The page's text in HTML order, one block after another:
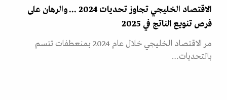
الاقتصاد الخليجي تجاوز تحديات 2024 ... والرهان على
فرص تنويع الناتج في 2025
مر الاقتصاد الخليجي خلال عام 2024 بمنعطفات تتسم
بالتحديات…